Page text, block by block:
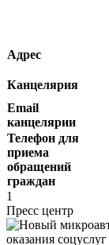
Адрес
Канцелярия
Email
канцелярии
Телефон для
приема
обращений
граждан
1
Пресс центр